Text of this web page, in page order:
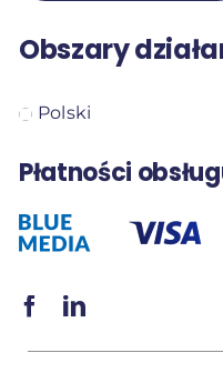
Obszary
Polski
Płatności